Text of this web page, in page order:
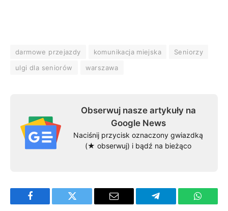
darmowe przejazdy komunikacja miejska
Seniorzy
ulgi dla seniorów
warszawa
Obserwuj nasze artykuły na
Google News
Naciśnij przycisk oznaczony gwiazdką
(★ obserwuj) i bądź na bieżąco
Facebook Twitter Email Telegram